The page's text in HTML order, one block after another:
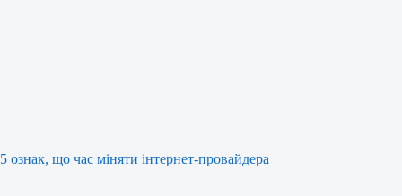
5 ознак, що час міняти інтернет-провайдера